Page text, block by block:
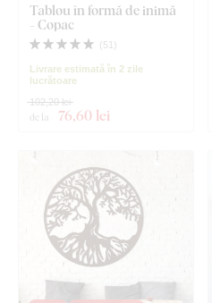
Tablou în formă de inimă
- Copac
( 51 )
Livrare estimată în 2 zile
lucrătoare
de la 76,60 lei
102,20 lei